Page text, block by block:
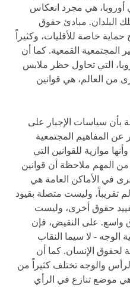
أوروبا، هي مجرد انعكاس
البلدان. مبادئ حقوق
حماية خاصة للأقليات، وكثيراً
المجتمعية القمعية. كما أن
التي تحاول حظر ملابس
من العالم، هي قوانين
بأن سياسات الإجبار على
عن المفاهيم المجتمعية
موازية للقوانين التي
المهم ملاحظة أن قوانين
في الأماكن العامة هي
تقريباً، وليست متصلة بقيود
حقوق أخرى، وليست
واسع. على النقيض، فإن
الوجه - لا سيما النقاب
لحقوق الإنسان. كما أن
والوجه تختلف كثيراً من
موضع تنازع في الرأي